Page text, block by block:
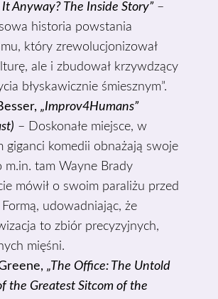
It Anyway? The Inside Story”–
historia powstania
który zrewolucjonizował
ale i zbudował krzywdzący
błyskawicznie śmiesznym”.
„Improv4Humans”
– Doskonałe miejsce, w
giganci komedii obnażają swoje
m.in. tam Wayne Brady
mówił o swoim paraliżu przed
Formą, udowadniając, że
to zbiór precyzyjnych,
mięśni.
„The Office: The Untold
the Greatest Sitcom of the